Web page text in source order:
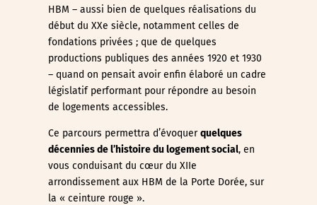
HBM – aussi bien de quelques réalisations du
début du XXe siècle, notamment celles de
fondations privées ; que de quelques
productions publiques des années 1920 et 1930
– quand on pensait avoir enfin élaboré un cadre
législatif performant pour répondre au besoin
de logements accessibles.
Ce parcours permettra d’évoquerquelques
décennies de l’histoire du logement social, en
vous conduisant du cœur du XIIe
arrondissement aux HBM de la Porte Dorée, sur
la « ceinture rouge ».